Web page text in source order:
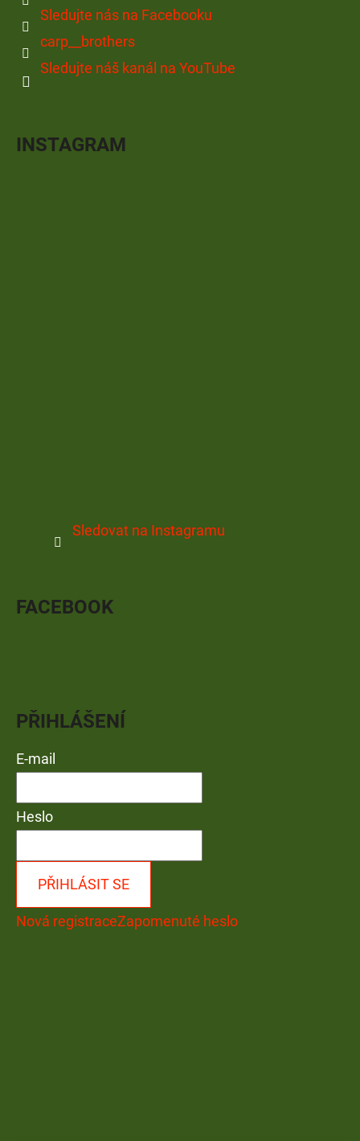
Sledujte nás na Facebooku
carp__brothers
Sledujte náš kanál na YouTube
INSTAGRAM
Sledovat na Instagramu
FACEBOOK
PŘIHLÁŠENÍ
E-mail
Heslo
PŘIHLÁSIT SE
Nová registraceZapomenuté heslo